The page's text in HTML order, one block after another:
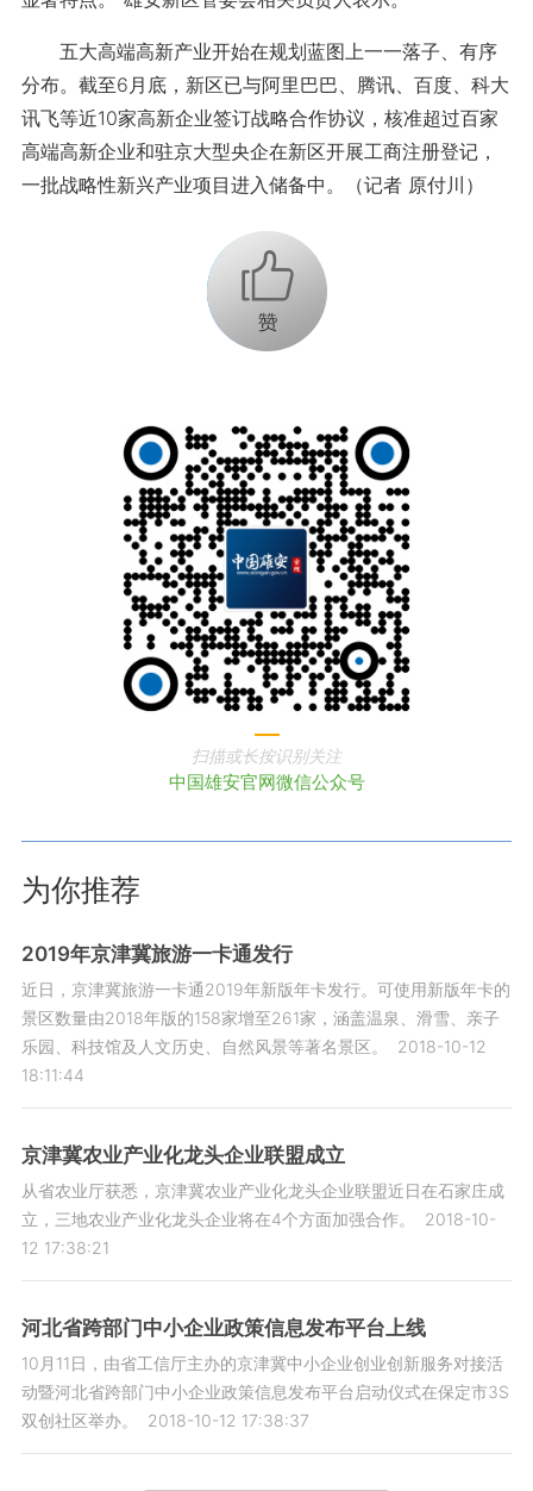
五大高端高新产业开始在规划蓝图上一一落子、有序
分布。截至6月底，新区已与阿里巴巴、腾讯、百度、科大
讯飞等近10家高新企业签订战略合作协议，核准超过百家
高端高新企业和驻京大型央企在新区开展工商注册登记，
一批战略性新兴产业项目进入储备中。（记者 原付川）
+1
扫描或长按识别关注
中国雄安官网微信公众号
为你推荐
2019年京津冀旅游一卡通发行
近日，京津冀旅游一卡通2019年新版年卡发行。可使用新版年卡的
景区数量由2018年版的158家增至261家，涵盖温泉、滑雪、亲子
乐园、科技馆及人文历史、自然风景等著名景区。
2018-10-12
18:11:44
京津冀农业产业化龙头企业联盟成立
从省农业厅获悉，京津冀农业产业化龙头企业联盟近日在石家庄成
立，三地农业产业化龙头企业将在4个方面加强合作。
2018-10-
12 17:38:21
河北省跨部门中小企业政策信息发布平台上线
10月11日，由省工信厅主办的京津冀中小企业创业创新服务对接活
动暨河北省跨部门中小企业政策信息发布平台启动仪式在保定市3S
双创社区举办。
2018-10-12 17:38:37